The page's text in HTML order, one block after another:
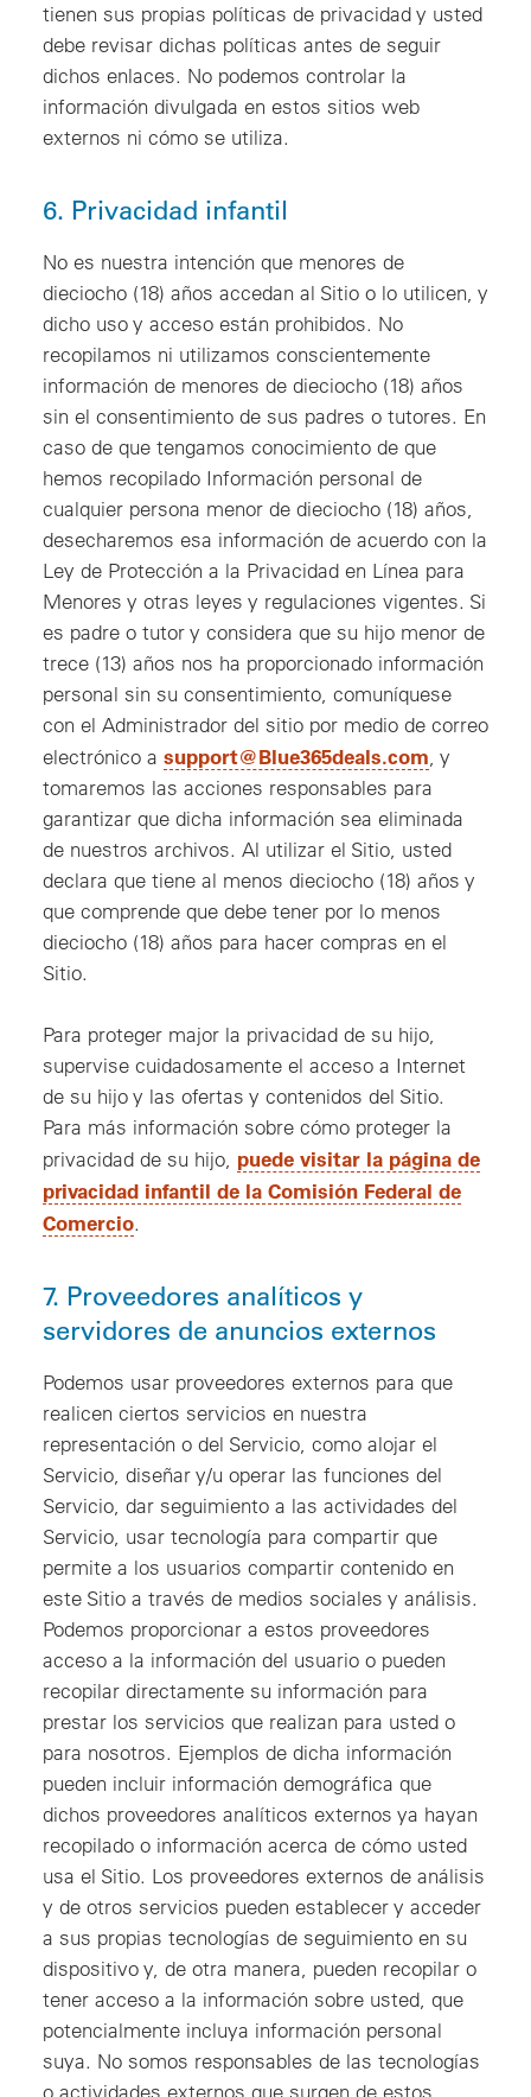
tienen sus propias políticas de privacidad y usted
debe revisar dichas políticas antes de seguir
dichos enlaces. No podemos controlar la
información divulgada en estos sitios web
externos ni cómo se utiliza.
6. Privacidad infantil
No es nuestra intención que menores de
dieciocho (18) años accedan al Sitio o lo utilicen, y
dicho uso y acceso están prohibidos. No
recopilamos ni utilizamos conscientemente
información de menores de dieciocho (18) años
sin el consentimiento de sus padres o tutores. En
caso de que tengamos conocimiento de que
hemos recopilado Información personal de
cualquier persona menor de dieciocho (18) años,
desecharemos esa información de acuerdo con la
Ley de Protección a la Privacidad en Línea para
Menores y otras leyes y regulaciones vigentes. Si
es padre o tutor y considera que su hijo menor de
trece (13) años nos ha proporcionado información
personal sin su consentimiento, comuníquese
con el Administrador del sitio por medio de correo
electrónico a support@Blue365deals.com , nueva
, y
tomaremos las acciones responsables para
garantizar que dicha información sea eliminada
de nuestros archivos. Al utilizar el Sitio, usted
declara que tiene al menos dieciocho (18) años y
que comprende que debe tener por lo menos
dieciocho (18) años para hacer compras en el
Sitio.
Para proteger major la privacidad de su hijo,
supervise cuidadosamente el acceso a Internet
de su hijo y las ofertas y contenidos del Sitio.
Para más información sobre cómo proteger la
privacidad de su hijo, puede visitar la página de
privacidad infantil de la Comisión Federal de
Comercio.
7. Proveedores analíticos y
servidores de anuncios externos
Podemos usar proveedores externos para que
realicen ciertos servicios en nuestra
representación o del Servicio, como alojar el
Servicio, diseñar y/u operar las funciones del
Servicio, dar seguimiento a las actividades del
Servicio, usar tecnología para compartir que
permite a los usuarios compartir contenido en
este Sitio a través de medios sociales y análisis.
Podemos proporcionar a estos proveedores
acceso a la información del usuario o pueden
recopilar directamente su información para
prestar los servicios que realizan para usted o
para nosotros. Ejemplos de dicha información
pueden incluir información demográfica que
dichos proveedores analíticos externos ya hayan
recopilado o información acerca de cómo usted
usa el Sitio. Los proveedores externos de análisis
y de otros servicios pueden establecer y acceder
a sus propias tecnologías de seguimiento en su
dispositivo y, de otra manera, pueden recopilar o
tener acceso a la información sobre usted, que
potencialmente incluya información personal
suya. No somos responsables de las tecnologías
o actividades externos que surgen de estos.